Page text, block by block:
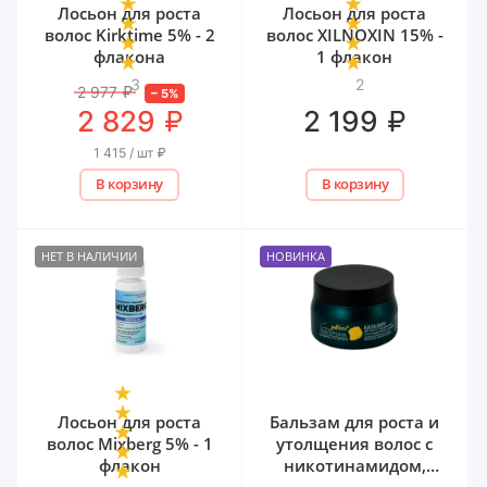
3
Лосьон для роста
волос Kirktime 5% - 2
флакона
2 977 ₽ –5%
2 829 ₽
1 415 / шт ₽
В корзину
2
Лосьон для роста
волос XILNOXIN 15% -
1 флакон
2 199 ₽
В корзину
НЕТ В НАЛИЧИИ
Лосьон для роста
волос Mixberg 5% - 1
флакон
НОВИНКА
Бальзам для роста и
утолщения волос с
никотинамидом,